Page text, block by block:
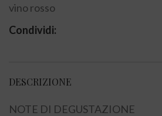
vino rosso
Condividi:
DESCRIZIONE
NOTE DI DEGUSTAZIONE